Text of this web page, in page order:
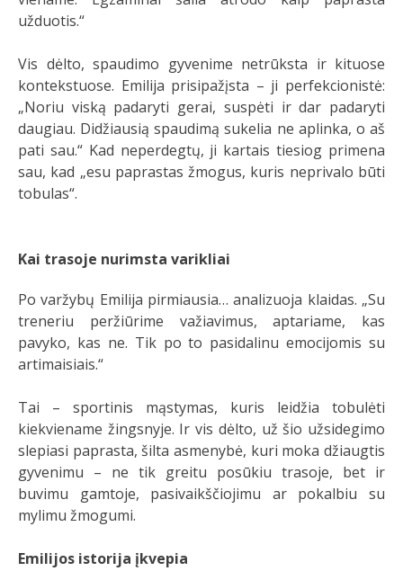
užduotis.“
Vis dėlto, spaudimo gyvenime netrūksta ir kituose
kontekstuose. Emilija prisipažįsta – ji perfekcionistė:
„Noriu viską padaryti gerai, suspėti ir dar padaryti
daugiau. Didžiausią spaudimą sukelia ne aplinka, o aš
pati sau.“ Kad neperdegtų, ji kartais tiesiog primena
sau, kad „esu paprastas žmogus, kuris neprivalo būti
tobulas“.
Kai trasoje nurimsta varikliai
Po varžybų Emilija pirmiausia… analizuoja klaidas. „Su
treneriu peržiūrime važiavimus, aptariame, kas
pavyko, kas ne. Tik po to pasidalinu emocijomis su
artimaisiais.“
Tai – sportinis mąstymas, kuris leidžia tobulėti
kiekviename žingsnyje. Ir vis dėlto, už šio užsidegimo
slepiasi paprasta, šilta asmenybė, kuri moka džiaugtis
gyvenimu – ne tik greitu posūkiu trasoje, bet ir
buvimu gamtoje, pasivaikščiojimu ar pokalbiu su
mylimu žmogumi.
Emilijos istorija įkvepia